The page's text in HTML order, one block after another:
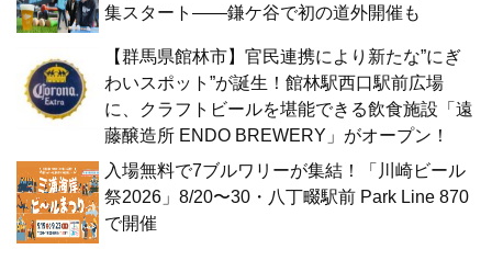
集スタート——鎌ケ谷で初の道外開催も
【群馬県館林市】官民連携により新たな”にぎ
わいスポット”が誕生！館林駅西口駅前広場
に、クラフトビールを堪能できる飲食施設「遠
藤醸造所 ENDO BREWERY」がオープン！
入場無料で7ブルワリーが集結！「川崎ビール
祭2026」8/20〜30・八丁畷駅前 Park Line 870
で開催